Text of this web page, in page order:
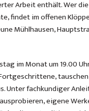
Arbeit enthält. Wer
findet im offenen
Mühlhausen,
im Monat um 19.00
Unter fachkundiger
eigene